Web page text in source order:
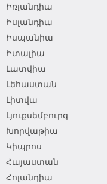
Իռլանդիա
Իսլանդիա
Իսպանիա
Իտալիա
Լատվիա
Լեհաստան
Լիտվա
Լյուքսեմբուրգ
Խորվաթիա
Կիպրոս
Հայաստան
Հոլանդիա